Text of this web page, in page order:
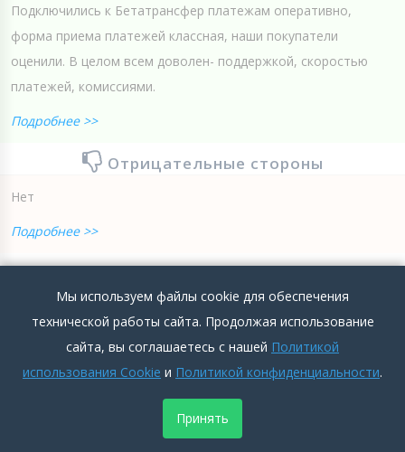
Подключились к Бетатрансфер платежам оперативно,
форма приема платежей классная, наши покупатели
оценили. В целом всем доволен- поддержкой, скоростью
платежей, комиссиями.
Подробнее >>
Отрицательные стороны
Нет
Подробнее >>
Лучший сервис
Мы используем файлы cookie для обеспечения
технической работы сайта. Продолжая использование
сайта, вы соглашаетесь с нашей Политикой
использования Cookie и Политикой конфиденциальности.
Принять